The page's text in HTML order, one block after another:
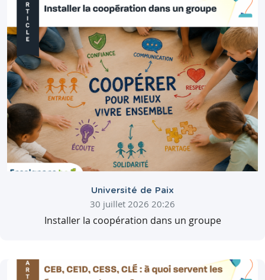
Université de Paix
30 juillet 2026 20:26
Installer la coopération dans un groupe